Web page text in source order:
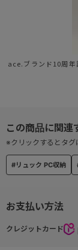
お支払い方法
クレジットカード
#リュック PC収納
※クリックするとタグ
ace.ブランド10周年